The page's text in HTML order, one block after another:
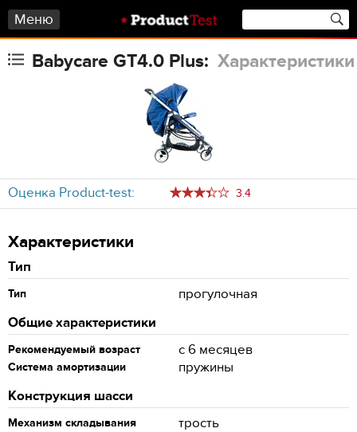
Меню
Babycare GT4.0 Plus: Характеристики
Оценка Product-test: 3.4
Характеристики
Тип
Тип
прогулочная
Общие характеристики
Рекомендуемый возраст с 6 месяцев
Система амортизации
пружины
Конструкция шасси
Механизм складывания трость